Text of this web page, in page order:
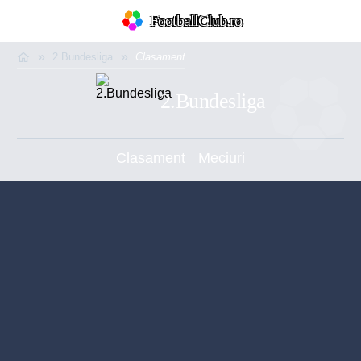
FootballClub.ro
2.Bundesliga Clasament
2.Bundesliga
Clasament Meciuri